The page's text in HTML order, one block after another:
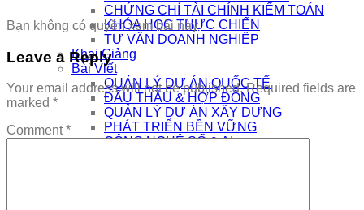
CHỨNG CHỈ TÀI CHÍNH KIỂM TOÁN
KHÓA HỌC THỰC CHIẾN
TƯ VẤN DOANH NGHIỆP
Khai Giảng
Bài Viết
QUẢN LÝ DỰ ÁN QUỐC TẾ
ĐẤU THẦU & HỢP ĐỒNG
QUẢN LÝ DỰ ÁN XÂY DỰNG
PHÁT TRIỂN BỀN VỮNG
CÔNG NGHỆ SỐ & AI
Bạn không có quyền xem bài này
Leave a Reply
Your email address will not be published. Required fields are
marked *
Comment*